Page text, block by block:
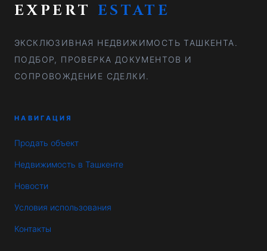
EXPERT ESTATE
ЭКСКЛЮЗИВНАЯ НЕДВИЖИМОСТЬ ТАШКЕНТА.
ПОДБОР, ПРОВЕРКА ДОКУМЕНТОВ И
СОПРОВОЖДЕНИЕ СДЕЛКИ.
НАВИГАЦИЯ
Продать объект
Недвижимость в Ташкенте
Новости
Условия использования
Контакты